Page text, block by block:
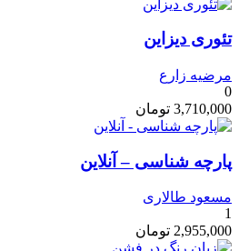
تئوری دیزاین
مرضیه زارع
0
3,710,000 تومان
پارچه شناسی – آنلاین
مسعود طالاری
1
2,955,000 تومان